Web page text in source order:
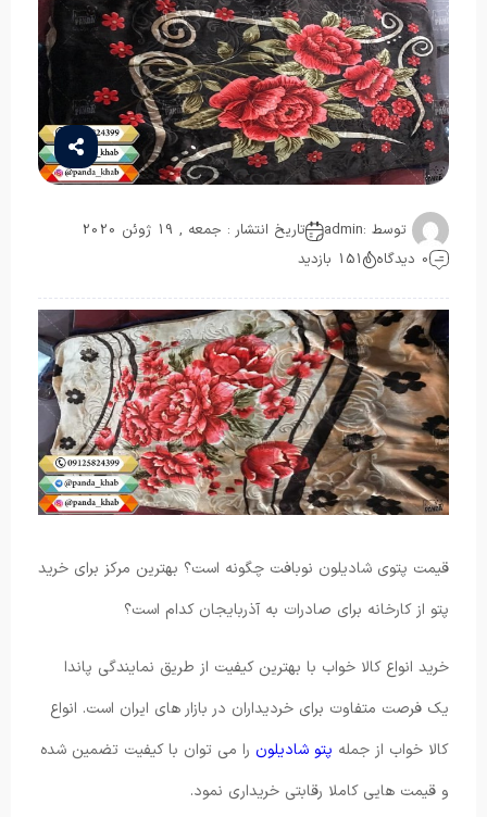
توسط :admin
تاریخ انتشار : جمعه , 19 ژوئن 2020
0 دیدگاه
151 بازدید
قیمت پتوی شادیلون نوبافت چگونه است؟ بهترین مرکز برای خرید
پتو از کارخانه برای صادرات به آذربایجان کدام است؟
خرید انواع کالا خواب با بهترین کیفیت از طریق نمایندگی پاندا
یک فرصت متفاوت برای خردیداران در بازار های ایران است. انواع
کالا خواب از جمله پتو شادیلون را می توان با کیفیت تضمین شده
و قیمت هایی کاملا رقابتی خریداری نمود.